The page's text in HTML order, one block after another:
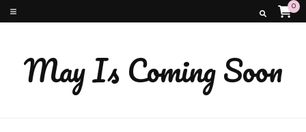
0
May Is Coming Soon